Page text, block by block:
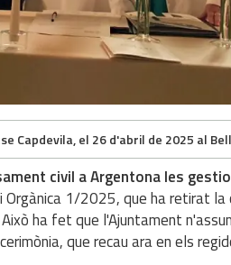
Capdevila, el 26 d'abril de 2025 al
civil a Argentona les
Orgànica 1/2025, que ha retirat
ha fet que l'Ajuntament
que recau ara en els